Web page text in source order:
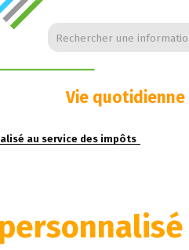
Rechercher une
Vie quotidienne
au service des impôts